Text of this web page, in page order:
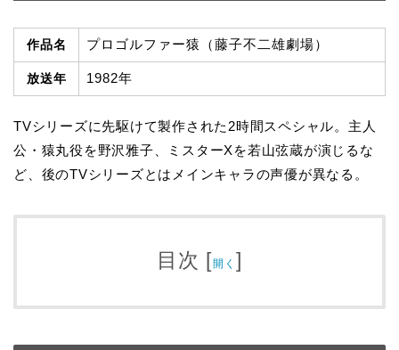
作品名 プロゴルファー猿（藤子不二雄劇場）
放送年 1982年
TVシリーズに先駆けて製作された2時間スペシャル。主人
公・猿丸役を野沢雅子、ミスターXを若山弦蔵が演じるな
ど、後のTVシリーズとはメインキャラの声優が異なる。
目次 [開く ]